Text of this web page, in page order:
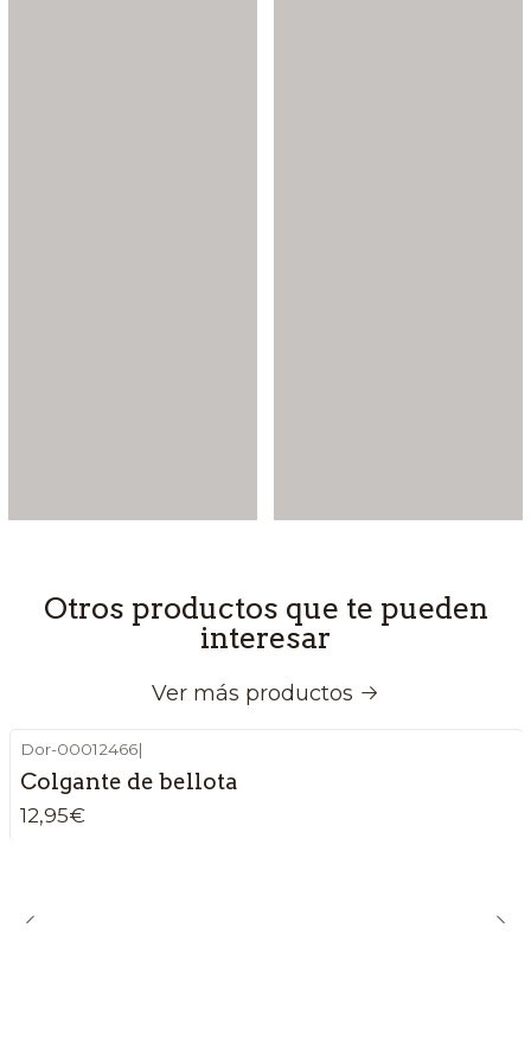
Otros productos que te pueden
interesar
Ver más productos
Dor-00012466|
Colgante de bellota
12,95€